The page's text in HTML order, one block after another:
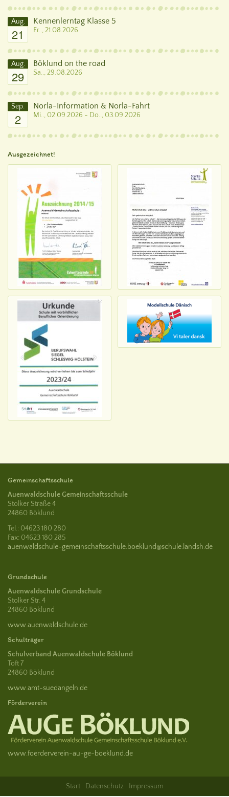
Aug.
21
Kennenlerntag Klasse 5
Fr.., 21.08.2026
Aug.
29
Böklund on the road
Sa.., 29.08.2026
Sep.
2
Norla-Information & Norla-Fahrt
Mi.., 02.09.2026 - Do.., 03.09.2026
Ausgezeichnet!
Gemeinschaftsschule
Auenwaldschule Gemeinschaftsschule
Stolker Straße 4
24860 Böklund
Tel.: 04623 180 280
Fax: 04623 180 285
auenwaldschule-gemeinschaftsschule.boeklund@schule.landsh.de
Grundschule
Auenwaldschule Grundschule
Stolker Str. 4
24860 Böklund
www.auenwaldschule.de
Schulträger
Schulverband Auenwaldschule Böklund
Toft 7
24860 Böklund
www.amt-suedangeln.de
Förderverein
www.foerderverein-au-ge-boeklund.de
Start Datenschutz Impressum